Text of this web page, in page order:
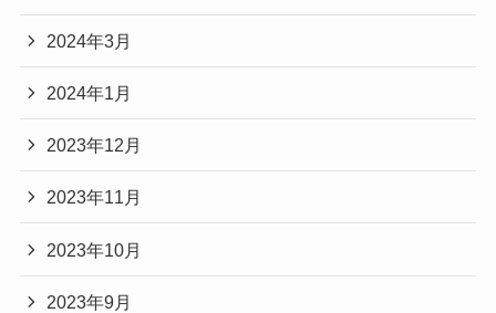
2024年3月
2024年1月
2023年12月
2023年11月
2023年10月
2023年9月